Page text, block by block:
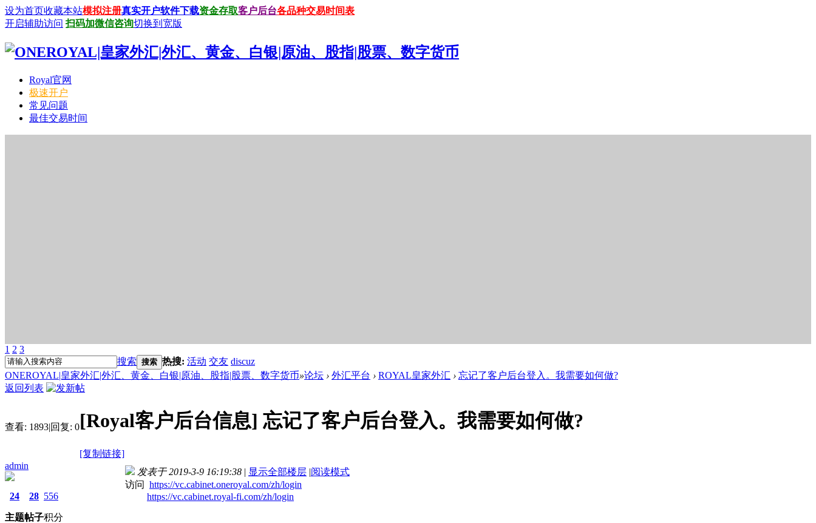
设为首页收藏本站模拟注册真实开户软件下载资金存取客户后台各品种交易时间表
开启辅助访问 扫码加微信咨询切换到宽版
Royal官网
极速开户
常见问题
最佳交易时间
1 2 3
搜索 搜索 热搜: 活动 交友 discuz
ONEROYAL|皇家外汇|外汇、黄金、白银|原油、股指|股票、数字货币»论坛 › 外汇平台 › ROYAL皇家外汇 › 忘记了客户后台登入。我需要如何做?
返回列表
查看: 1893|回复: 0[Royal客户后台信息] 忘记了客户后台登入。我需要如何做?
[复制链接]
admin
24
主题
28
帖子
556
积分
发表于 2019-3-9 16:19:38 | 显示全部楼层 |阅读模式
访问 https://vc.cabinet.oneroyal.com/zh/login
https://vc.cabinet.royal-fi.com/zh/login